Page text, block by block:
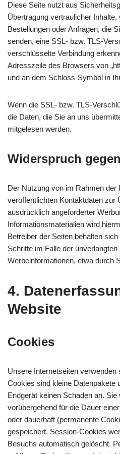
Diese Seite nutzt aus
Übertragung vertraulicher
Bestellungen oder Anfragen, die
senden, eine SSL- bzw. TLS-
verschlüsselte Verbindung
Adresszeile des Browsers von
und an dem Schloss-Symbol in
Wenn die SSL- bzw. TLS-
die Daten, die Sie an uns
mitgelesen werden.
Widerspruch
Der Nutzung von im Rahmen
veröffentlichten Kontaktdaten zur
ausdrücklich angeforderter
Informationsmaterialien wird
Betreiber der Seiten behalten
Schritte im Falle der
Werbeinformationen, etwa durch
4.
Website
Cookies
Unsere Internetseiten verwenden
Cookies sind kleine Datenpakete
Endgerät keinen Schaden an. Sie
vorübergehend für die Dauer
oder dauerhaft (permanente
gespeichert. Session-Cookies
Besuchs automatisch gelöscht.